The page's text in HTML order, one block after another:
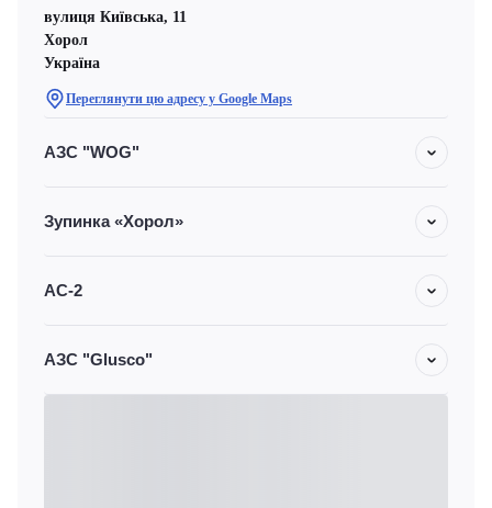
вулиця Київська, 11
Хорол
Україна
Переглянути цю адресу у Google Maps
АЗС "WOG"
Зупинка «Хорол»
АС-2
АЗС "Glusco"